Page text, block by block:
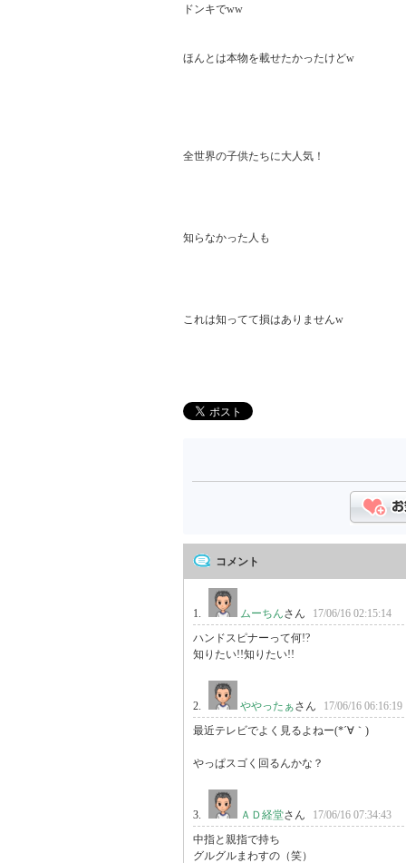
ドンキでww
ほんとは本物を載せたかったけどw
全世界の子供たちに大人気！
知らなかった人も
これは知ってて損はありませんw
コメント
1. ムーちんさん
17/06/16 02:15:14
ハンドスピナーって何!?
知りたい!!知りたい!!
2. ややったぁさん
17/06/16 06:16:19
最近テレビでよく見るよねー(*´∀｀)
やっぱスゴく回るんかな？
3. ＡＤ経堂さん
17/06/16 07:34:43
中指と親指で持ち
グルグルまわすの（笑）